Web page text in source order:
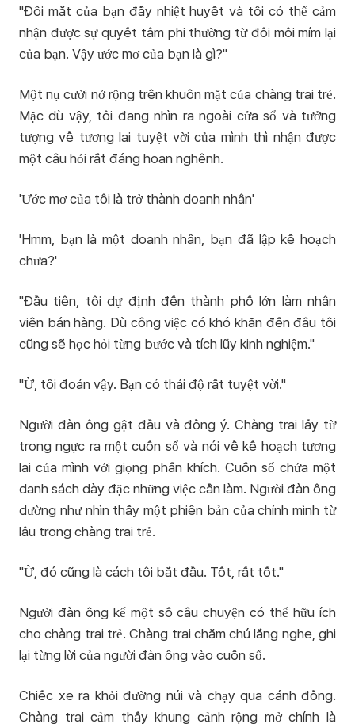
"Đôi mắt của bạn đầy nhiệt huyết và tôi có thể cảm
nhận được sự quyết tâm phi thường từ đôi môi mím lại
của bạn. Vậy ước mơ của bạn là gì?"
Một nụ cười nở rộng trên khuôn mặt của chàng trai trẻ.
Mặc dù vậy, tôi đang nhìn ra ngoài cửa sổ và tưởng
tượng về tương lai tuyệt vời của mình thì nhận được
một câu hỏi rất đáng hoan nghênh.
'Ước mơ của tôi là trở thành doanh nhân'
'Hmm, bạn là một doanh nhân, bạn đã lập kế hoạch
chưa?'
"Đầu tiên, tôi dự định đến thành phố lớn làm nhân
viên bán hàng. Dù công việc có khó khăn đến đâu tôi
cũng sẽ học hỏi từng bước và tích lũy kinh nghiệm."
"Ừ, tôi đoán vậy. Bạn có thái độ rất tuyệt vời."
Người đàn ông gật đầu và đồng ý. Chàng trai lấy từ
trong ngực ra một cuốn sổ và nói về kế hoạch tương
lai của mình với giọng phấn khích. Cuốn sổ chứa một
danh sách dày đặc những việc cần làm. Người đàn ông
dường như nhìn thấy một phiên bản của chính mình từ
lâu trong chàng trai trẻ.
"Ừ, đó cũng là cách tôi bắt đầu. Tốt, rất tốt."
Người đàn ông kể một số câu chuyện có thể hữu ích
cho chàng trai trẻ. Chàng trai chăm chú lắng nghe, ghi
lại từng lời của người đàn ông vào cuốn sổ.
Chiếc xe ra khỏi đường núi và chạy qua cánh đồng.
Chàng trai cảm thấy khung cảnh rộng mở chính là